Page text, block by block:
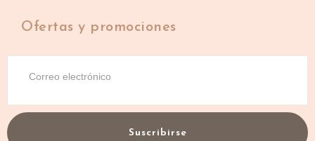
Ofertas y promociones
Suscribirse